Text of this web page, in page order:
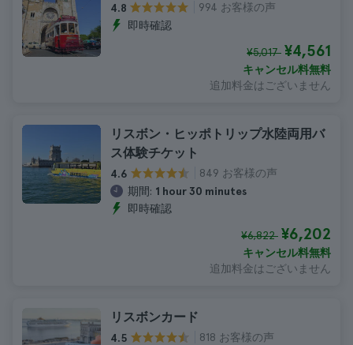
4.8
994 お客様の声
即時確認
¥5,017 ¥4,561
キャンセル料無料
追加料金はございません
リスボン・ヒッポトリップ水陸両用バ
ス体験チケット
4.6
849 お客様の声
期間: 1 hour 30 minutes
即時確認
¥6,822 ¥6,202
キャンセル料無料
追加料金はございません
リスボンカード
4.5
818 お客様の声